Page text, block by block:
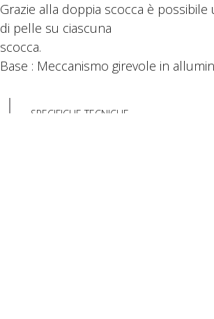
Grazie alla doppia scocca è possibile
di pelle su ciascuna
scocca.
Base : Meccanismo girevole in
SPECIFICHE TECNICHE